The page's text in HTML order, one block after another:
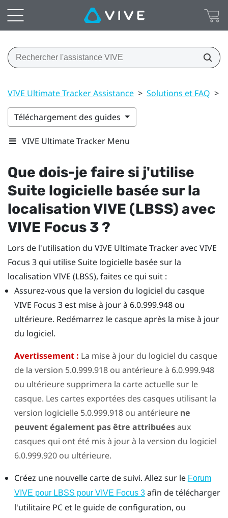
VIVE Ultimate Tracker Assistance > Solutions et FAQ >
Téléchargement des guides
VIVE Ultimate Tracker Menu
Que dois-je faire si j'utilise
Suite logicielle basée sur la
localisation VIVE (LBSS) avec
VIVE Focus 3?
Lors de l'utilisation du VIVE Ultimate Trackeravec VIVE
Focus 3 qui utiliseSuite logicielle basée sur la
localisation VIVE (LBSS), faites ce qui suit :
Assurez-vous que la version du logiciel du casque
VIVE Focus 3est mise à jour à 6.0.999.948 ou
ultérieure. Redémarrez le casque après la mise à jour
du logiciel.
Avertissement : La mise à jour du logiciel du casque
de la version 5.0.999.918 ou antérieure à 6.0.999.948
ou ultérieure supprimera la carte actuelle sur le
casque. Les cartes exportées des casques utilisant la
version logicielle 5.0.999.918 ou antérieure ne
peuvent également pas être attribuéesaux
casques qui ont été mis à jour à la version du logiciel
6.0.999.920 ou ultérieure.
Créez une nouvelle carte de suivi. Allez sur le Forum
VIVE pour LBSS pour VIVE Focus 3afin de télécharger
l'utilitaire PC et le guide de configuration, ou